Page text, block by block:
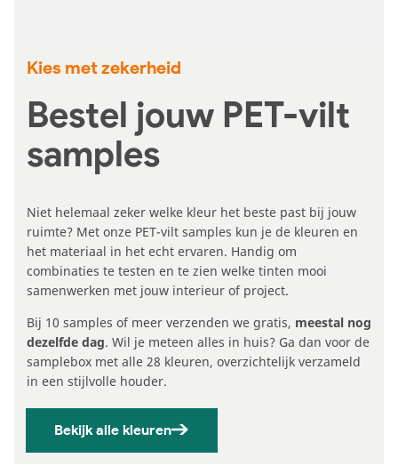
Kies met zekerheid
Bestel jouw PET-vilt
samples
Niet helemaal zeker welke kleur het beste past bij jouw
ruimte? Met onze PET-vilt samples kun je de kleuren en
het materiaal in het echt ervaren. Handig om
combinaties te testen en te zien welke tinten mooi
samenwerken met jouw interieur of project.
Bij 10 samples of meer verzenden we gratis, meestal nog
dezelfde dag. Wil je meteen alles in huis? Ga dan voor de
samplebox met alle 28 kleuren, overzichtelijk verzameld
in een stijlvolle houder.
Bekijk alle kleuren